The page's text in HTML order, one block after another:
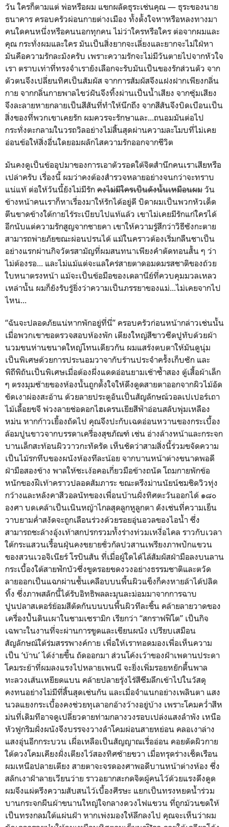
วัน ใครก็ตามแต่ พ่อหรือผม แขกผลัดธุระเช่นคุณ — ธุระของนาย
ธนาคาร ครอบครัวผ่อนกายต่างเมือง ทั้งตั้งใจหาหรือหลงทางมา
คนใดคนหนึ่งหรือคนนอกทุกคน ไม่ว่าใครหรือใคร ต่อจากผมและ
คุณ กระทั่งผมและใคร มันเป็นสิ่งยากจะเลี่ยงและยากจะไม่ใฝ่หา
มันคือความรักละมังครับ เพราะความรักจะไม่มีวันตายไปจากหัวใจ
เรา ตราบเท่าที่ทรงจำเรายังเลือกจะรับมันเป็นของรักส่วนตัว จาก
ตัวตนจึงเปลี่ยนทิศเป็นสัมผัส จากการสัมผัสจึงแฝงฝากเพียงกลิ่น
กาย จากกลิ่นกายพาลไขว่ฝันจึงทิ้งผ่านเป็นน้ำเสียง จากซุ้มเสียง
จึงละลายหายกลายเป็นสีสันที่ทำให้นึกถึง จากสีสันจึงบิดเบือนเป็น
สิ่งของที่พวกเขาเคยรัก ผมควรจะรักษาและ...ถนอมมันต่อไป
กระทั่งตะกลามในวรถวิลอย่างไม่สิ้นสุดผ่านความละโมบที่ไม่เคย
อ่อนข้อให้สิ่งอื่นใดยอมผลักไสความรักออกจากชีวิต
มันคงดูเป็นข้ออุปมาของการเอาตัวรอดใต้จิตสำนึกคนเราเสียหรือ
เปล่าครับ เรื่องนี้ ผมว่าคงต้องสำรวจหลายอย่างจนกว่าจะทราบ
แน่แท้ ต่อให้วันนี้ยังไม่มีรัก คงไม่มีใครเป็นดังนั้นเหมือนผม วัน
ข้างหน้าคนเราก็หาเรื่องมาให้รักได้อยู่ดี บิดาผมเป็นพวกหัวเด็ด
ตีนขาดข้างใต้กายไร้ระเบียบไปแท้แล้ว เขาไม่เคยมีรักแก่ใครได้
อีกนับแต่ความรักสูญจากชายคา เขาให้ความรู้สึกว่าวิธีซังกะตาย
สามารถพ่ายภัยขณะผ่อนปรนได้ แม้ในคราวต้องเริ่มกลืนชาเป็น
อย่างแรกผ่านกิจวัตรสามัญที่ผมสนทนาเพียงคำตัดทอนสั้น ๆ ว่า
ไม่ต้องรอ... และไม่แม้แต่จะแลใคร่สายตาดอมดมรสชาติของถ้วย
ใบหนาตรงหน้า แม้จะเป็นข้อมือของเดลานีย์ที่ควบคุมมวลเหลว
เหล่านั้น ผมก็ยังรับรู้ยิ่งว่าความเป็นภรรยาของแม่...ไม่เคยจากไป
ไหน...
“ฉันจะปลอดภัยแน่หากพักอยู่ที่นี่” ครอบครัวก่อนหน้ากล่าวเช่นนั้น
เมื่อพวกเขาขอตรวจสอบห้องพัก เตียงใหญ่สีขาวซีดปูทับด้วยผ้า
นวมขนห่านขนาดใหญ่โทนเดียวกัน ผมแสร้งตบตาให้มันดูนุ่ม
เป็นพิเศษด้วยการประนอมวาจากับร้านประจำครั้งเก็บซัก และ
พิถีพิถันเป็นพิเศษเมื่อต้องผึ่งแดดอ่อนยามเช้าซ้ำสอง ตู้เสื้อผ้าเล็ก
ๆ ตรงมุมซ้ายของห้องนั้นถูกตั้งใจให้ดึงดูดสายตาออกจากผิวไม้อัด
ขัดเงาผ่องสะอ้าน ด้วยลายประตูอันเป็นสัญลักษณ์วอลเปเปอร์เถา
ไม้เลื้อยขจี พ่วงลายช่อดอกไฮเดรนเยียสีฟ้าอ่อนสลับพุ่มเหลือง
หม่น หากก้าวเยื้องถัดไป คุณจึงปะกับเฉดอ่อนหวานของกระเบื้อง
ล้อมปูนขาวจากบรรดาเครื่องสุขภัณฑ์ เช่น อ่างล้างหน้าและกระจก
บานเล็กสะท้อนผิววาวกะทัดรัด เห็นชัดว่าสามสิ่งนี้ร่วมขจัดความ
เป็นไม้รกทึบของผนังห้องทีละน้อย จากบานหน้าต่างขนาดพอดี
ฝ่ามือสองข้าง พาลให้ชะเง้อคอเกี่ยวมือข้างถนัด โถมกายพักข้อ
หนักของฝีเท้าคราวปลอดสัมภาระ ขณะตรึงม่านนัยน์ชมชิดวิวทุ่ง
กว้างและหลังคาสีวอลนัทของเพื่อนบ้านฝั่งทิศตะวันออกได้ ๑๘๐
องศา บดเคล้าเป็นเนินหญ้าไกลสุดลูกหูลูกตา ดังเช่นที่ความเย็น
วาบยามค่ำสงัดจะถูกเลือนร่วงด้วยรอยอุ่นอวลของไอน้ำ ซึ่ง
สามารถชะล้างอุ้งเท้าสกปรกรวมทั้งร่างท่วมเหงื่อไคล ราวกับเวลา
ใต้กระแสวนเรื้อนฝุ่นคงขยายชั่วกัลปวสานเพรียงภาพปักแขวน
ของสวนเวอจิเนียร์ โรบินสัน ที่เมื่อผู้ใดได้ไล้สัมผัสฝ่ามือลงบนลาน
กระเบื้องใต้สายฟักบัวซึ่งขูดรอยขดงวงอย่างธรรมชาติและตวัด
ลายออกเป็นแฉกผ่านชั้นเคลือบบนพื้นผิวแข็งก็คงหายล้าได้ปลิด
ทิ้ง ซึ่งภาพสลักนี้ได้รับอิทธิพลละมุนละม่อมมาจากการฉาบ
ปูนปลาสเตอร์ย้อมสีตัดกันบนบนพื้นผิวทีละชิ้น คล้ายลายวาดของ
เครื่องปั้นดินเผาในชามเซรามิก เรียกว่า “สกราฟฟิโต” เป็นกิจ
เฉพาะในงานที่จะผ่านการขูดและเขียนผนัง เปรียบเสมือน
สัญลักษณ์ใต้ร่มสรรพางค์กาย เพื่อให้เราทอดมองเพื่อเห็นความ
เป็น ‘บ้าน’ ได้ง่ายขึ้น ถัดออกมา ส่วนโค้งเว้าของฝ้าเพดานประดา
โคมระย้าที่ผมลงแรงไปหลายเพนนี จะยิ่งเพิ่มรอยหยักตื้นพาล
ทะลวงเส้นเหยียดแบน คล้ายปลายรุ้งไร้สีซึมลึกเข้าไปในวัสดุ
คงทนอย่างไม่มีที่สิ้นสุดเช่นกัน และเมื่อจำแนกอย่างเพลินตา แสง
นวลแยงกระเบื้องคงช่วยทุเลาอกอ้างว้างอยู่บ้าง เพราะโคมคว่ำสีห
ม่นที่เดิมทีอาจดูเปลี่ยวดายท่ามกลางวงรอบเปล่งแสงลำพัง เหนือ
หัวฟูกริมฝั่งผนังจึงบรรจงวางลำโคมผ่อนสายหย่อน คลอเงาล่าง
แสงอุ่นอีกกระบวน เผื่อเหลือเป็นสัญญาณเรื่ออ่อน คอยตัดผิวกาย
ใต้ดวงโคมเคียงฝั่งเตียงไว้สองทิศซ้ายขวา เมื่อทรุดร่างเช็ดเรือน
ผมเหนือปลายเตียง สายตาจะจรดองศาพอดีบานหน้าต่างห้อง ซึ่ง
สลักเงาฝ้าลายเวียนว่าย ราวอยากสะกดจิตผู้คนไว้ด้วยแรงดึงดูด
ผมจึงแผ่ตรึงความสับสนไว้เบื้องศีรษะ แยกเป็นทรงหยดน้ำร่วม
บานกระจกผืนผ้าขนานใหญ่ใจกลางดวงไฟแขวน ที่ถูกม้วนขดให้
เป็นทรงกลมใต้แผ่นฝ้า หากเพ่งมองให้ลึกลงไป คุณจะเห็นว่าผม